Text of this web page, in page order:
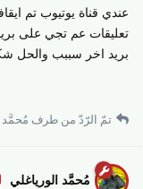
عندي قناة يوتيوب تم
تعليقات عم تجي على بريد
بريد اخر سببب والحل
تمّ الرّدّ من طرف مُحمَّد
مُحمَّد الورياغلي